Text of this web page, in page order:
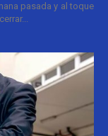
pasada y al toque